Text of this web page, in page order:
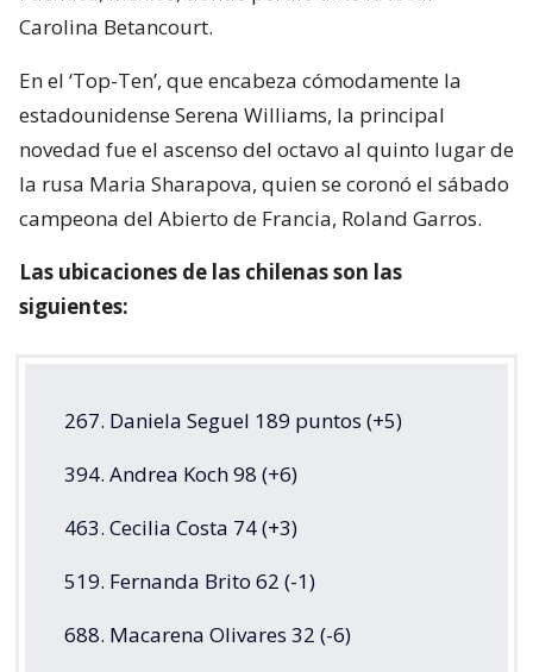
Carolina Betancourt.
En el ‘Top-Ten’, que encabeza cómodamente la
estadounidense Serena Williams, la principal
novedad fue el ascenso del octavo al quinto lugar de
la rusa Maria Sharapova, quien se coronó el sábado
campeona del Abierto de Francia, Roland Garros.
Las ubicaciones de las chilenas son las
siguientes:
267. Daniela Seguel 189 puntos (+5)
394. Andrea Koch 98 (+6)
463. Cecilia Costa 74 (+3)
519. Fernanda Brito 62 (-1)
688. Macarena Olivares 32 (-6)